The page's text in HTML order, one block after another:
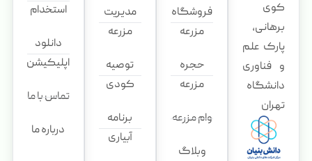
کوی
برهانی،
پارک علم
و فناوری
دانشگاه
تهران
فروشگاه
مزرعه
حجره
مزرعه
وام مزرعه
وبلاگ
مدیریت
مزرعه
توصیه
کودی
برنامه
آبیاری
استخدام
دانلود
اپلیکیشن
تماس با ما
درباره ما